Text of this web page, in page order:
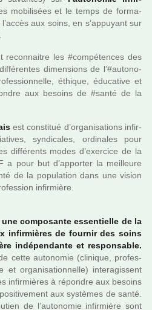
mobi­li­sées et le temps de for­ma­
aux soins, en s’appuyant sur
reconnai­tre les #com­pé­ten­ces des
dimen­­sions de l’#au­to­no­
éthique, éducative et
aux besoins de #santé de la
est cons­ti­tué d’orga­ni­sa­tions infir­
syn­di­ca­les, ordi­na­les pour
dif­fé­rents modes d’exer­cice de la
a pour but d’appor­ter la meilleure
de la popu­la­tion dans une vision
infir­mière.
com­­po­­sante essen­­tielle de la
infir­­miè­­res de four­­nir des soins
indé­­pen­­dante et res­­pon­­sa­­ble.
cette auto­­no­­mie (cli­­ni­­que, pro­­fes­­
et orga­­ni­­sa­­tion­­nelle) inte­­ra­­gis­­sent
infir­­miè­­res à répon­­dre aux besoins
aux sys­­tè­­mes de santé.
de l’auto­­no­­mie infir­­mière sont